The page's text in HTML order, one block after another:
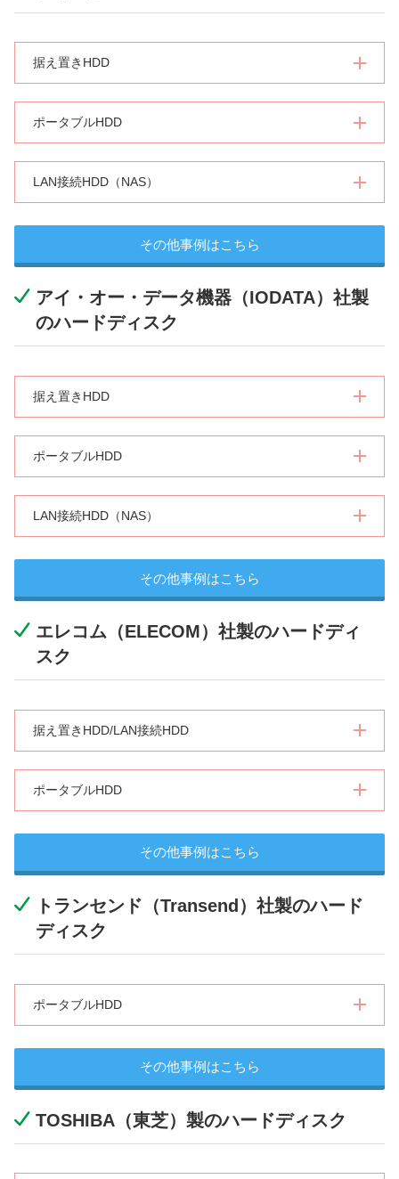
据え置きHDD
ポータブルHDD
LAN接続HDD（NAS）
その他事例はこちら
アイ・オー・データ機器（IODATA）社製
のハードディスク
据え置きHDD
ポータブルHDD
LAN接続HDD（NAS）
その他事例はこちら
エレコム（ELECOM）社製のハードディ
スク
据え置きHDD/LAN接続HDD
ポータブルHDD
その他事例はこちら
トランセンド（Transend）社製のハード
ディスク
ポータブルHDD
その他事例はこちら
TOSHIBA（東芝）製のハードディスク